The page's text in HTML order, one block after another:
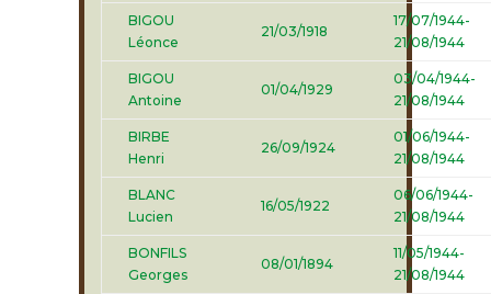
BIGOU
Léonce
21/03/1918
17/07/1944-
21/08/1944
BIGOU
Antoine
01/04/1929
03/04/1944-
21/08/1944
BIRBE
Henri
26/09/1924
01/06/1944-
21/08/1944
BLANC
Lucien
16/05/1922
06/06/1944-
21/08/1944
BONFILS
Georges
08/01/1894
11/05/1944-
21/08/1944